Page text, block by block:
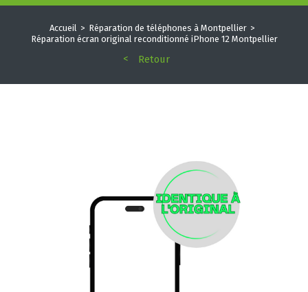
Accueil
Réparation de téléphones à Montpellier
Réparation écran original reconditionné iPhone 12 Montpellier
Retour